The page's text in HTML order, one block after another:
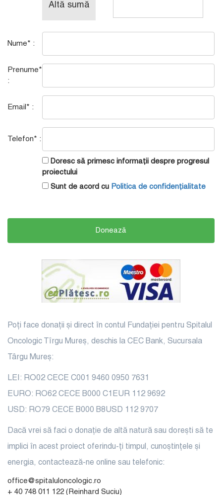
Altă sumă
Nume* :
Prenume*
:
Email* :
Telefon* :
Doresc să primesc informații despre progresul
proiectului
Sunt de acord cu Politica de confidențialitate
Poți face donații și direct în contul Fundației pentru Spitalul
Oncologic Tîrgu Mureș, deschis la CEC Bank, Sucursala
Târgu Mureș:
LEI: RO02 CECE C001 9460 0950 7631
EURO: RO62 CECE B000 C1EUR 112 9692
USD: RO79 CECE B000 B8USD 112 9707
Dacă vrei să faci o donație de altă natură sau dorești să te
implici în acest proiect oferindu-ți timpul, cunoștințele și
energia, contactează-ne online sau telefonic:
office@spitaluloncologic.ro
+ 40 748 011 122 (Reinhard Suciu)